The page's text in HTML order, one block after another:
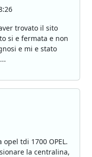
trovato il sito
si e fermata e non
e mi e stato
tdi 1700 OPEL.
la centralina,